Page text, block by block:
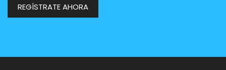
REGÍSTRATE AHORA